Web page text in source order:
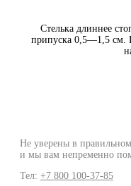
Стелька длиннее
припуска 0,5—1,5 см.
Не уверены в
и мы вам непременно
Тел: +7 800 100-37-85